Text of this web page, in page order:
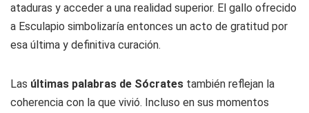
ataduras y acceder a una realidad superior. El gallo ofrecido
a Esculapio simbolizaría entonces un acto de gratitud por
esa última y definitiva curación.
Las últimas palabras de Sócrates también reflejan la
coherencia con la que vivió. Incluso en sus momentos